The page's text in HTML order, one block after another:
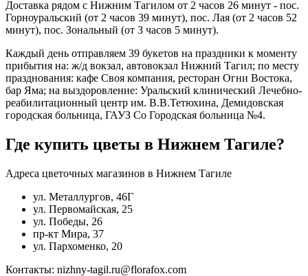
Доставка рядом с Нижним Тагилом от 2 часов 26 минут - пос.
Горноуральский (от 2 часов 39 минут), пос. Лая (от 2 часов 52
минут), пос. Зональный (от 3 часов 5 минут).
Каждый день отправляем 39 букетов на праздники к моменту
прибытия на: ж/д вокзал, автовокзал Нижний Тагил; по месту
празднования: кафе Своя компания, ресторан Огни Востока,
бар Яма; на выздоровление: Уральский клинический Лечебно-
реабилитационный центр им. В.В.Тетюхина, Демидовская
городская больница, ГАУЗ Со Городская больница №4.
Где купить цветы в Нижнем Тагиле?
Адреса цветочных магазинов в Нижнем Тагиле
ул. Металлургов, 46Г
ул. Первомайская, 25
ул. Победы, 26
пр-кт Мира, 37
ул. Пархоменко, 20
Контакты: nizhny-tagil.ru@florafox.com